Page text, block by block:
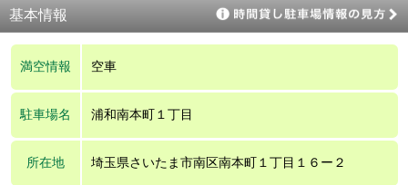
基本情報
満空情報 空車
駐車場名 浦和南本町１丁目
所在地 埼玉県さいたま市南区南本町１丁目１６ー２